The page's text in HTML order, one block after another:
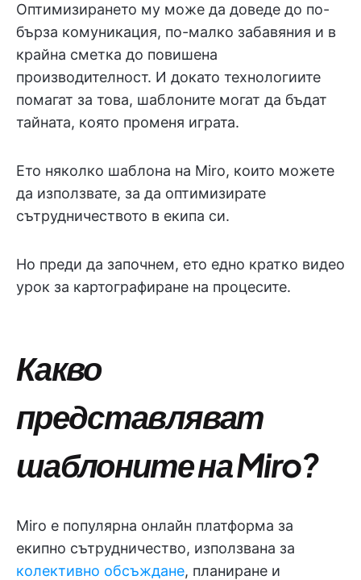
Оптимизирането му може да доведе до по-
бърза комуникация, по-малко забавяния и в
крайна сметка до повишена
производителност. И докато технологиите
помагат за това, шаблоните могат да бъдат
тайната, която променя играта.
Ето няколко шаблона на Miro, които можете
да използвате, за да оптимизирате
сътрудничеството в екипа си.
Но преди да започнем, ето едно кратко видео
урок за картографиране на процесите.
Какво
представляват
шаблоните на Miro?
Miro е популярна онлайн платформа за
екипно сътрудничество, използвана за
колективно обсъждане, планиране и